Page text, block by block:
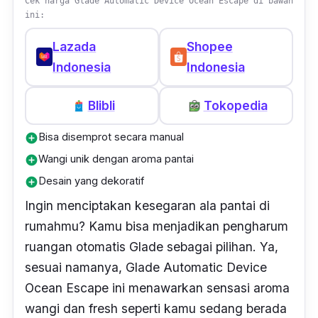
ini:
Lazada
Indonesia
Shopee
Indonesia
Blibli Tokopedia
add_circleBisa disemprot secara manual
add_circleWangi unik dengan aroma pantai
add_circleDesain yang dekoratif
Ingin menciptakan kesegaran ala pantai di
rumahmu? Kamu bisa menjadikan pengharum
ruangan otomatis Glade sebagai pilihan. Ya,
sesuai namanya, Glade Automatic Device
Ocean Escape ini menawarkan sensasi aroma
wangi dan fresh seperti kamu sedang berada